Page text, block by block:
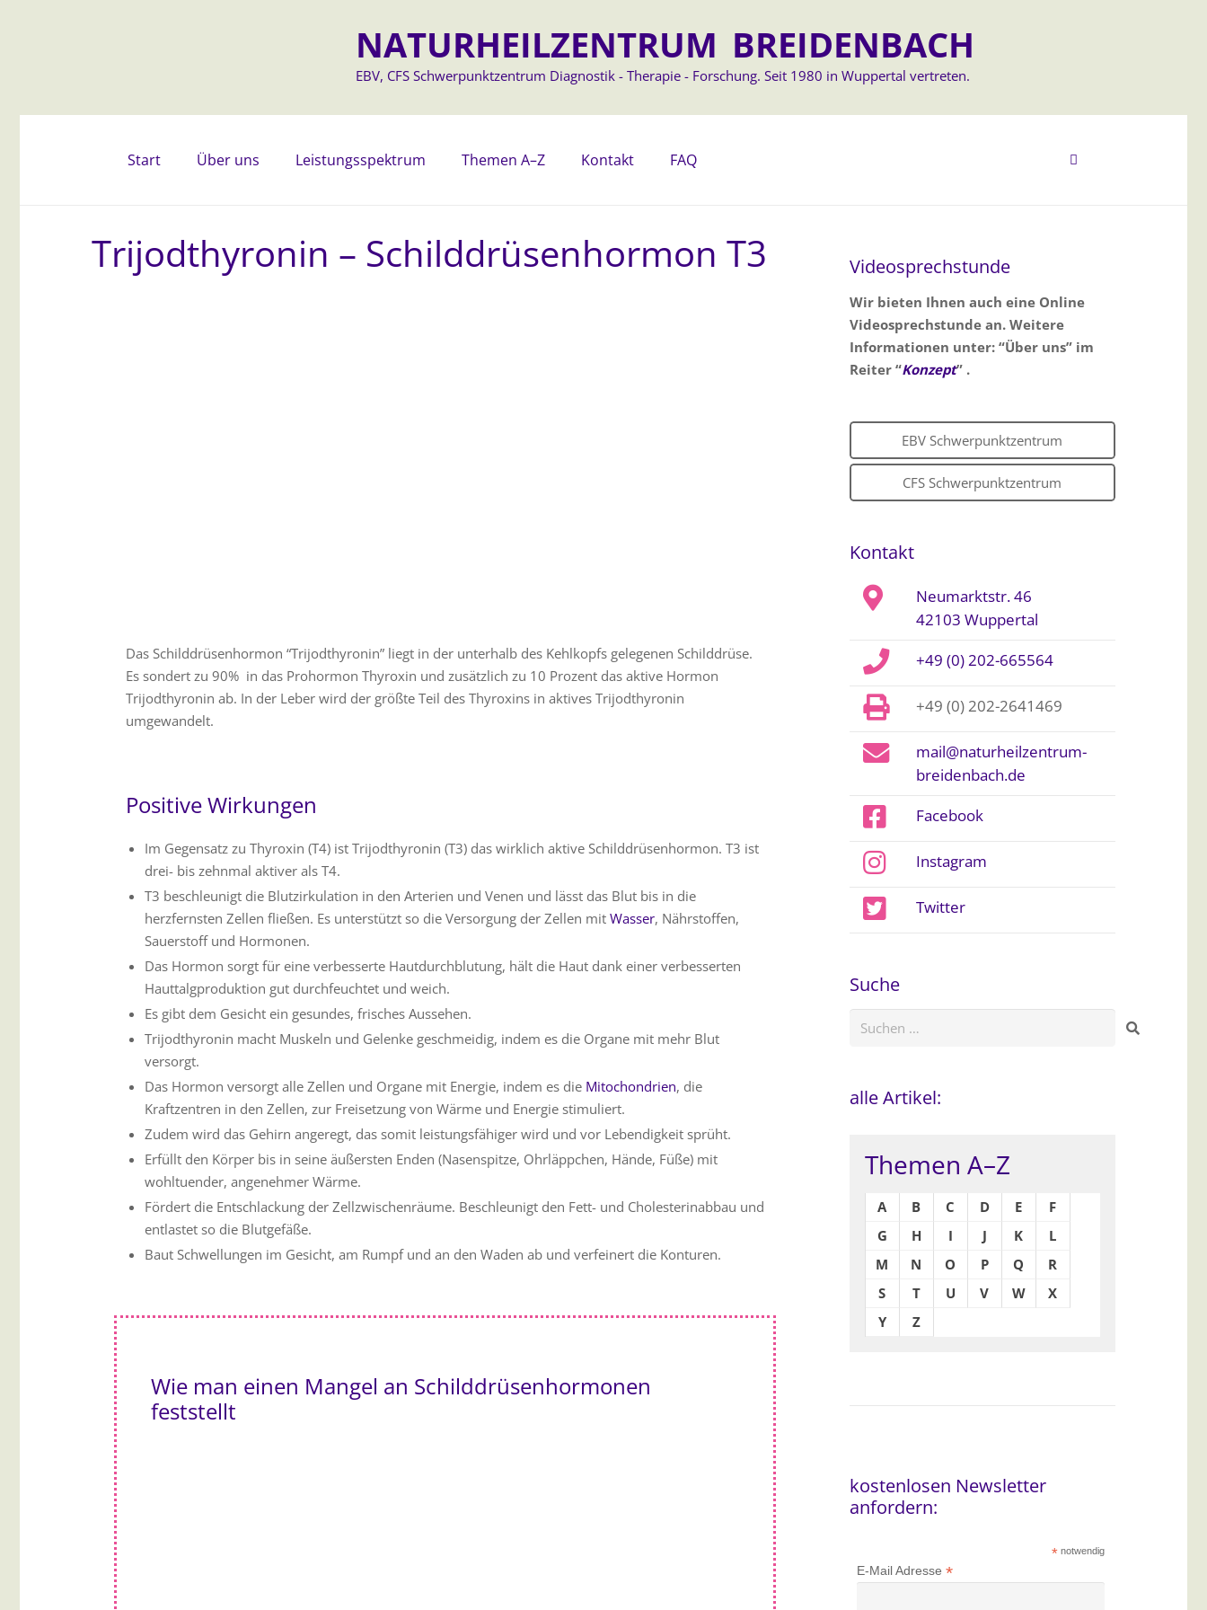
NATURHEILZENTRUM BREIDENBACH
EBV, CFS Schwerpunktzentrum Diagnostik - Therapie - Forschung. Seit 1980 in Wuppertal vertreten.
Start Über uns Leistungsspektrum Themen A–Z Kontakt FAQ
Trijodthyronin – Schilddrüsenhormon T3
Das Schilddrüsenhormon “Trijodthyronin” liegt in der unterhalb des Kehlkopfs gelegenen Schilddrüse.
Es sondert zu 90% in das Prohormon Thyroxin und zusätzlich zu 10 Prozent das aktive Hormon
Trijodthyronin ab. In der Leber wird der größte Teil des Thyroxins in aktives Trijodthyronin
umgewandelt.
Positive Wirkungen
Im Gegensatz zu Thyroxin (T4) ist Trijodthyronin (T3) das wirklich aktive Schilddrüsenhormon. T3 ist
drei- bis zehnmal aktiver als T4.
T3 beschleunigt die Blutzirkulation in den Arterien und Venen und lässt das Blut bis in die
herzfernsten Zellen fließen. Es unterstützt so die Versorgung der Zellen mit Wasser, Nährstoffen,
Sauerstoff und Hormonen.
Das Hormon sorgt für eine verbesserte Hautdurchblutung, hält die Haut dank einer verbesserten
Hauttalgproduktion gut durchfeuchtet und weich.
Es gibt dem Gesicht ein gesundes, frisches Aussehen.
Trijodthyronin macht Muskeln und Gelenke geschmeidig, indem es die Organe mit mehr Blut
versorgt.
Das Hormon versorgt alle Zellen und Organe mit Energie, indem es die Mitochondrien, die
Kraftzentren in den Zellen, zur Freisetzung von Wärme und Energie stimuliert.
Zudem wird das Gehirn angeregt, das somit leistungsfähiger wird und vor Lebendigkeit sprüht.
Erfüllt den Körper bis in seine äußersten Enden (Nasenspitze, Ohrläppchen, Hände, Füße) mit
wohltuender, angenehmer Wärme.
Fördert die Entschlackung der Zellzwischenräume. Beschleunigt den Fett- und Cholesterinabbau und
entlastet so die Blutgefäße.
Baut Schwellungen im Gesicht, am Rumpf und an den Waden ab und verfeinert die Konturen.
Wie man einen Mangel an Schilddrüsenhormonen
feststellt
Videosprechstunde
Wir bieten Ihnen auch eine Online
Videosprechstunde an. Weitere
Informationen unter: “Über uns” im
Reiter “Konzept” .
EBV Schwerpunktzentrum
CFS Schwerpunktzentrum
Kontakt
Neumarktstr. 46
42103 Wuppertal
+49 (0) 202-665564
+49 (0) 202-2641469
mail@naturheilzentrum-
breidenbach.de
Facebook
Instagram
Twitter
Suche
Suchen
alle Artikel:
Themen A–Z
A B C D E
F
G
H I J K
L
M
N O P Q
R
S
T U V W
X
Y
Z
kostenlosen Newsletter
anfordern:
* notwendig
E-Mail Adresse*